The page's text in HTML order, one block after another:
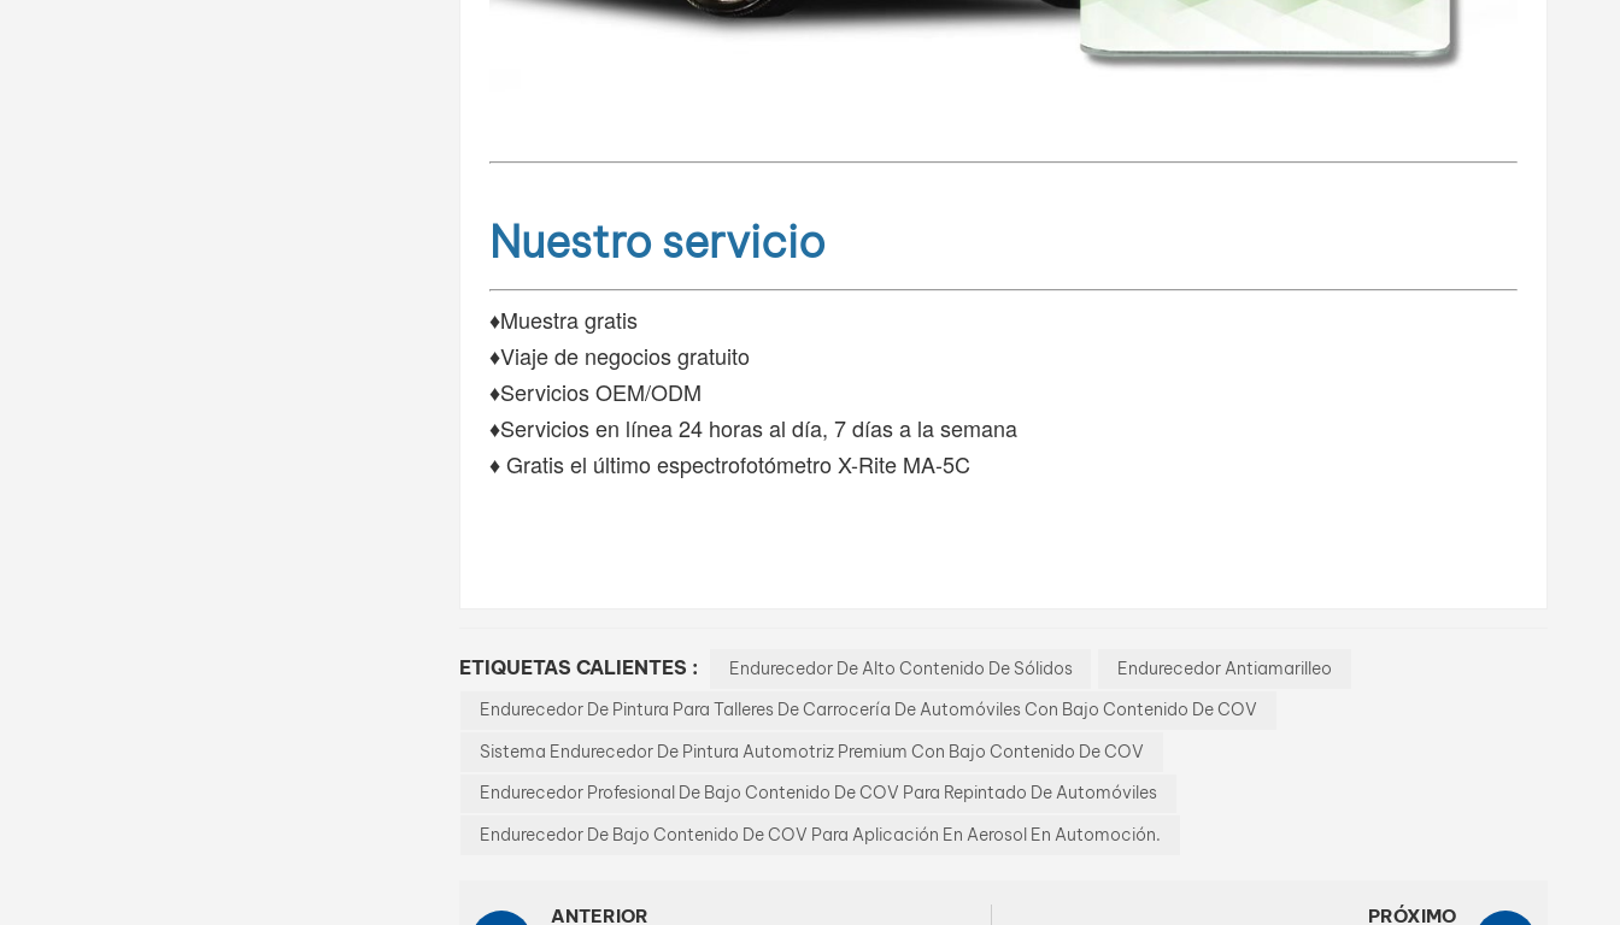
Nuestro servicio
♦Muestra gratis
♦Viaje de negocios gratuito
♦Servicios OEM/ODM
♦Servicios en línea 24 horas al día, 7 días a la semana
♦ Gratis el último espectrofotómetro X-Rite MA-5C
ETIQUETAS CALIENTES : Endurecedor De Alto Contenido De Sólidos
Endurecedor Antiamarilleo
Endurecedor De Pintura Para Talleres De Carrocería De Automóviles Con Bajo Contenido De COV
Sistema Endurecedor De Pintura Automotriz Premium Con Bajo Contenido De COV
Endurecedor Profesional De Bajo Contenido De COV Para Repintado De Automóviles
Endurecedor De Bajo Contenido De COV Para Aplicación En Aerosol En Automoción.
ANTERIOR PRÓXIMO